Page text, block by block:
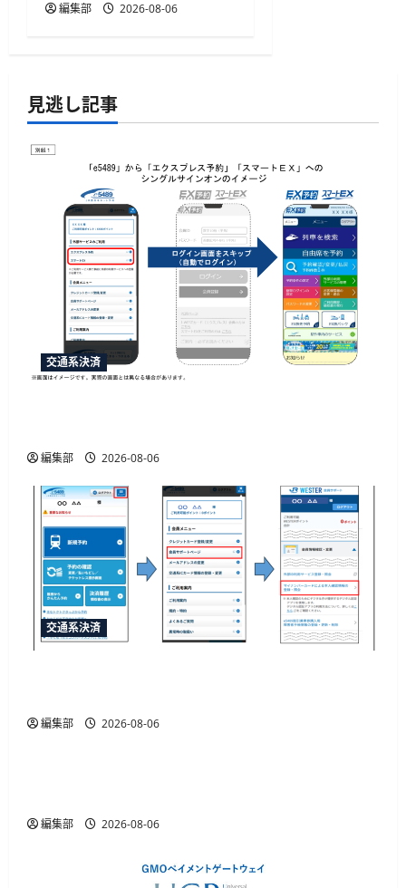
編集部 2026-08-06
見逃し記事
交通系決済
編集部 2026-08-06
交通系決済
編集部 2026-08-06
ID・規制
編集部 2026-08-06